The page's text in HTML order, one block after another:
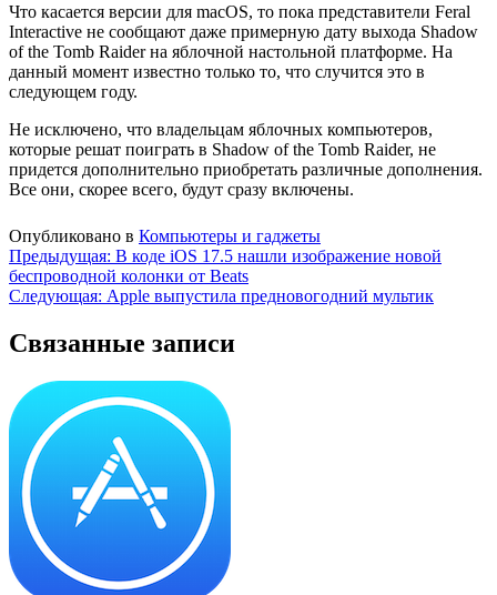
Что касается версии для macOS, то пока представители Feral
Interactive не сообщают даже примерную дату выхода Shadow
of the Tomb Raider на яблочной настольной платформе. На
данный момент известно только то, что случится это в
следующем году.
Не исключено, что владельцам яблочных компьютеров,
которые решат поиграть в Shadow of the Tomb Raider, не
придется дополнительно приобретать различные дополнения.
Все они, скорее всего, будут сразу включены.
Опубликовано в Компьютеры и гаджеты
Навигация
по
Предыдущая: В коде iOS 17.5 нашли изображение новой
беспроводной колонки от Beats
Следующая: Apple выпустила предновогодний мультик
Связанные записи